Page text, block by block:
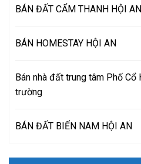
BÁN ĐẤT CẨM THANH HỘI AN
BÁN HOMESTAY HỘI AN
Bán nhà đất trung tâm Phố Cổ
trường
BÁN ĐẤT BIỂN NAM HỘI AN